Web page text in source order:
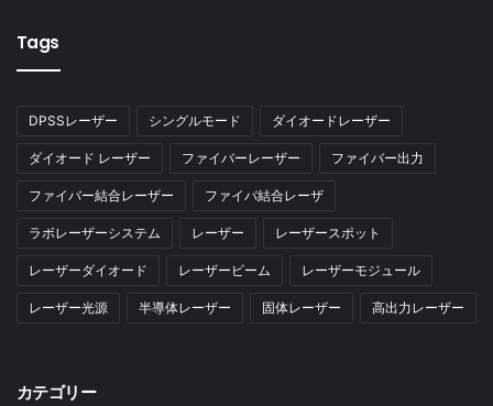
Tags
DPSSレーザー シングルモード ダイオードレーザー
ダイオード レーザー ファイバーレーザー ファイバー出力
ファイバー結合レーザー ファイバ結合レーザ
ラボレーザーシステム レーザー レーザースポット
レーザーダイオード レーザービーム レーザーモジュール
レーザー光源 半導体レーザー 固体レーザー 高出力レーザー
カテゴリー